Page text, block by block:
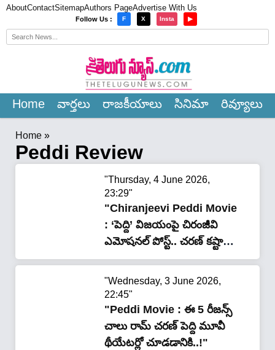
AboutContactSitemapAuthors PageAdvertise With Us
Follow Us : F X Insta ▶
Home వార్త‌లు రాజ‌కీయాలు సినిమా రివ్యూలు
Home »
Peddi Review
"Thursday, 4 June 2026,
23:29"
"Chiranjeevi Peddi Movie
: ‘పెద్ది’ విజయంపై చిరంజీవి
ఎమోషనల్ పోస్ట్.. చరణ్ కష్టానికి
ఇదే అసలైన గుర్తింపు..!"
"Wednesday, 3 June 2026,
22:45"
"Peddi Movie : ఈ 5 రీజ‌న్స్
చాలు రామ్ చ‌ర‌ణ్‌ పెద్ది మూవీ
థీయేట‌ర్లో చూడ‌డానికి..!"